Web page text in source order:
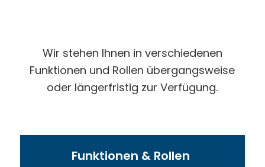
Wir stehen Ihnen in verschiedenen
Funktionen und Rollen übergangsweise
oder längerfristig zur Verfügung.
Funktionen & Rollen